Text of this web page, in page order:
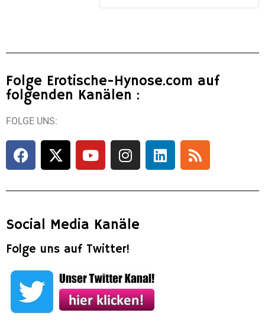
Folge Erotische-Hynose.com auf
folgenden Kanälen :
FOLGE UNS:
Social Media Kanäle
Folge uns auf Twitter!